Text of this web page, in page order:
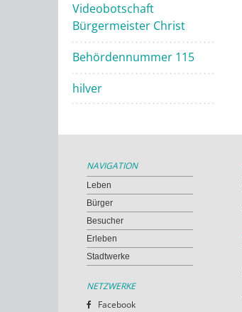
Videobotschaft
Bürgermeister Christ
Behördennummer 115
hilver
NAVIGATION
Leben
Bürger
Besucher
Erleben
Stadtwerke
NETZWERKE
Facebook